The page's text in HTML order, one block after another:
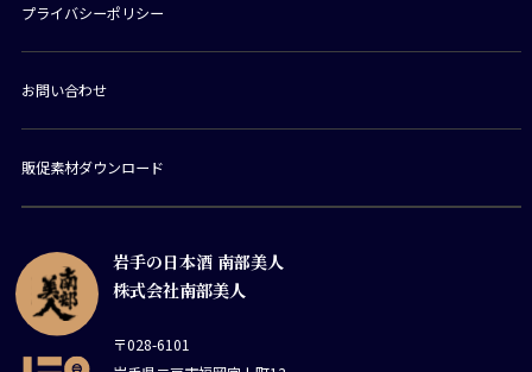
岩手の日本酒 南部美人
株式会社南部美人
〒028-6101
プライバシーポリシー
お問い合わせ
販促素材ダウンロード